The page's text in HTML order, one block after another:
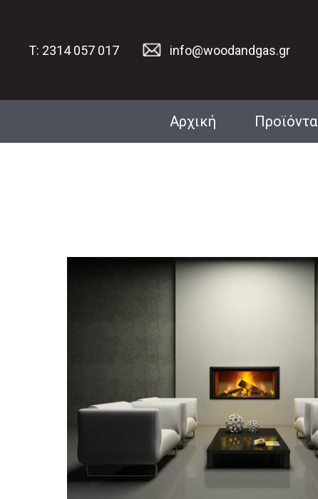
T: 2314 057 017 info@woodandgas.gr
Αρχική Προϊόντα